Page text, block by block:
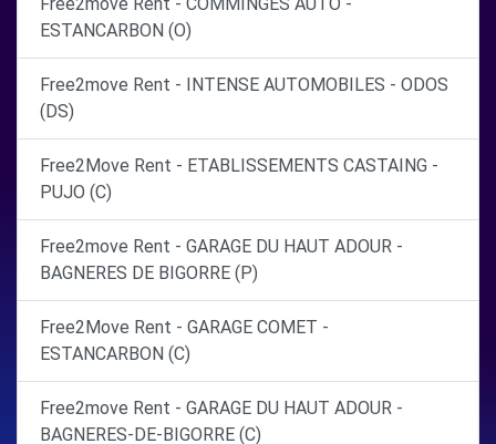
ESTANCARBON (O)
Free2move Rent - INTENSE AUTOMOBILES - ODOS
(DS)
Free2Move Rent - ETABLISSEMENTS CASTAING -
PUJO (C)
Free2move Rent - GARAGE DU HAUT ADOUR -
BAGNERES DE BIGORRE (P)
Free2Move Rent - GARAGE COMET -
ESTANCARBON (C)
Free2move Rent - GARAGE DU HAUT ADOUR -
BAGNERES-DE-BIGORRE (C)